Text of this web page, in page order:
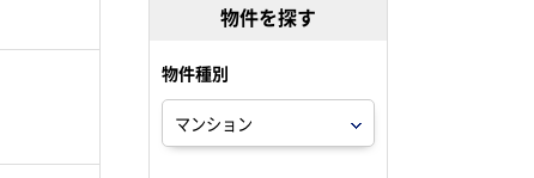
物件を探す
物件種別